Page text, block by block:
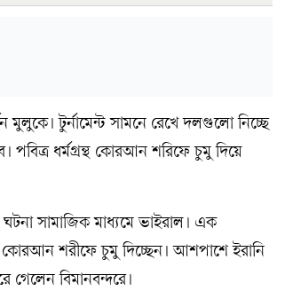
টুর্নামেন্ট সামনে রেখে দলগুলো নিচ্ছে
পবিত্র ধর্মগ্রন্থ কোরআন শরিফে চুমু দিয়ে
সামাজিক মাধ্যমে ভাইরাল। এক
কোরআন শরীফে চুমু দিচ্ছেন। আশপাশে ইরানি
গেলেন বিমানবন্দরে।